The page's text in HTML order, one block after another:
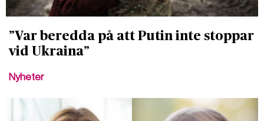
”Var beredda på att Putin inte stoppar
vid Ukraina”
Nyheter